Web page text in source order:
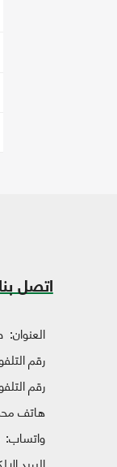
اتصل
العنوان:
رقم
رقم
هاتف
واتساب: